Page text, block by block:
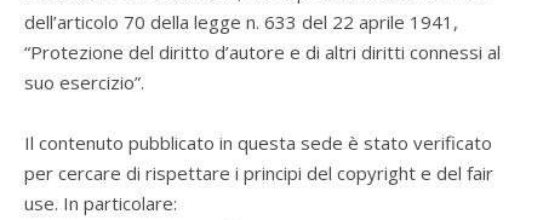
dell’articolo 70 della legge n. 633 del 22 aprile 1941,
“Protezione del diritto d’autore e di altri diritti connessi al
suo esercizio”.
Il contenuto pubblicato in questa sede è stato verificato
per cercare di rispettare i principi del copyright e del fair
use. In particolare: